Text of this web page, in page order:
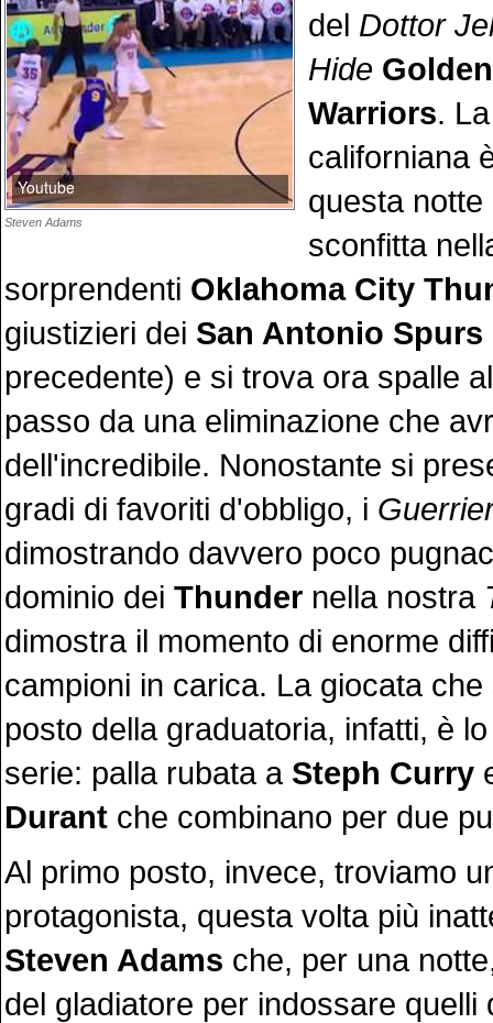
Steven Adams
del Dottor
Hide
Warriors.
californiana
questa
sconfitta
sorprendenti Oklahoma City
giustizieri dei San Antonio Spurs
precedente) e si trova ora spalle
passo da una eliminazione che
dell'incredibile. Nonostante si
gradi di favoriti d'obbligo, i
dimostrando davvero poco
dominio dei Thunder nella nostra
dimostra il momento di enorme
campioni in carica. La giocata
posto della graduatoria, infatti, è
serie: palla rubata a Steph Curry
Durant che combinano per due
Al primo posto, invece, troviamo
protagonista, questa volta più
Steven Adams che, per una
del gladiatore per indossare quelli